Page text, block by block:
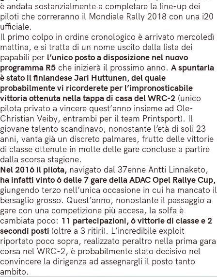
è andata sostanzialmente a completare la line-up dei
piloti che correranno il Mondiale Rally 2018 con una i20
ufficiale.
Il primo colpo in ordine cronologico è arrivato mercoledì
mattina, e si tratta di un nome uscito dalla lista dei
papabili per l’unico posto a disposizione nel nuovo
programma R5 che inizierà il prossimo anno. A spuntarla
è stato il finlandese Jari Huttunen, del quale
probabilmente vi ricorderete per l’impronosticabile
vittoria ottenuta nella tappa di casa del WRC-2 (unico
pilota privato a vincere quest’anno insieme ad Ole-
Christian Veiby, entrambi per il team Printsport). Il
giovane talento scandinavo, nonostante l’età di soli 23
anni, vanta già un discreto palmares, frutto delle vittorie
di classe ottenute in molte delle gare concluse a partire
dalla scorsa stagione.
Nel 2016 il pilota, navigato dal 37enne Antti Linnaketo,
ha infatti vinto 6 delle 7 gare della ADAC Opel Rallye Cup,
giungendo terzo nell’unica occasione in cui ha mancato il
bersaglio grosso. Quest’anno, nonostante il passaggio a
gare con una competizione più accesa, la solfa è
cambiata poco: 11 partecipazioni, 6 vittorie di classe e 2
secondi posti (oltre a 3 ritiri). L’incredibile exploit
riportato poco sopra, realizzato peraltro nella prima gara
corsa nel WRC-2, è probabilmente stato decisivo nel
convincere la dirigenza ad assegnargli il posto tanto
ambito.